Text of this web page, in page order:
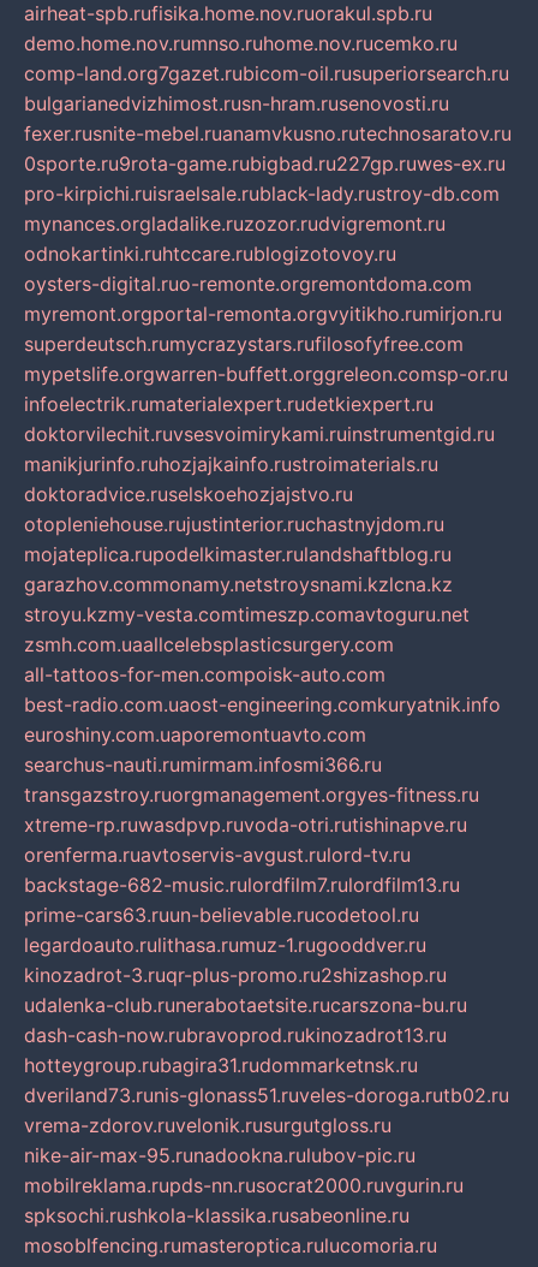
airheat-spb.rufisika.home.nov.ruorakul.spb.ru
demo.home.nov.rumnso.ruhome.nov.rucemko.ru
comp-land.org7gazet.rubicom-oil.rusuperiorsearch.ru
bulgarianedvizhimost.rusn-hram.rusenovosti.ru
fexer.rusnite-mebel.ruanamvkusno.rutechnosaratov.ru
0sporte.ru9rota-game.rubigbad.ru227gp.ruwes-ex.ru
pro-kirpichi.ruisraelsale.rublack-lady.rustroy-db.com
mynances.orgladalike.ruzozor.rudvigremont.ru
odnokartinki.ruhtccare.rublogizotovoy.ru
oysters-digital.ruo-remonte.orgremontdoma.com
myremont.orgportal-remonta.orgvyitikho.rumirjon.ru
superdeutsch.rumycrazystars.rufilosofyfree.com
mypetslife.orgwarren-buffett.orggreleon.comsp-or.ru
infoelectrik.rumaterialexpert.rudetkiexpert.ru
doktorvilechit.ruvsesvoimirykami.ruinstrumentgid.ru
manikjurinfo.ruhozjajkainfo.rustroimaterials.ru
doktoradvice.ruselskoehozjajstvo.ru
otopleniehouse.rujustinterior.ruchastnyjdom.ru
mojateplica.rupodelkimaster.rulandshaftblog.ru
garazhov.commonamy.netstroysnami.kzlcna.kz
stroyu.kzmy-vesta.comtimeszp.comavtoguru.net
zsmh.com.uaallcelebsplasticsurgery.com
all-tattoos-for-men.compoisk-auto.com
best-radio.com.uaost-engineering.comkuryatnik.info
euroshiny.com.uaporemontuavto.com
searchus-nauti.rumirmam.infosmi366.ru
transgazstroy.ruorgmanagement.orgyes-fitness.ru
xtreme-rp.ruwasdpvp.ruvoda-otri.rutishinapve.ru
orenferma.ruavtoservis-avgust.rulord-tv.ru
backstage-682-music.rulordfilm7.rulordfilm13.ru
prime-cars63.ruun-believable.rucodetool.ru
legardoauto.rulithasa.rumuz-1.rugooddver.ru
kinozadrot-3.ruqr-plus-promo.ru2shizashop.ru
udalenka-club.runerabotaetsite.rucarszona-bu.ru
dash-cash-now.rubravoprod.rukinozadrot13.ru
hotteygroup.rubagira31.rudommarketnsk.ru
dveriland73.runis-glonass51.ruveles-doroga.rutb02.ru
vrema-zdorov.ruvelonik.rusurgutgloss.ru
nike-air-max-95.runadookna.rulubov-pic.ru
mobilreklama.rupds-nn.rusocrat2000.ruvgurin.ru
spksochi.rushkola-klassika.rusabeonline.ru
mosoblfencing.rumasteroptica.rulucomoria.ru